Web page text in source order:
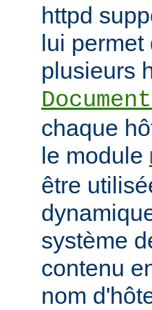
httpd
lui permet
plusieurs
chaque
le module
être
système
contenu
nom